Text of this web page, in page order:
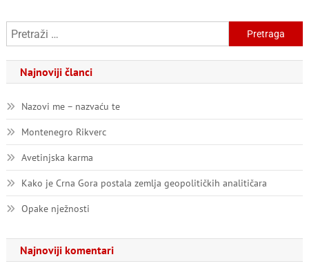
Pretraga:
Najnoviji članci
Nazovi me – nazvaću te
Montenegro Rikverc
Avetinjska karma
Kako je Crna Gora postala zemlja geopolitičkih analitičara
Opake nježnosti
Najnoviji komentari